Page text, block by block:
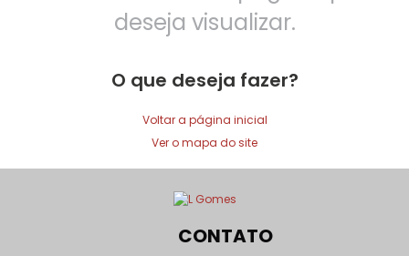
deseja visualizar.
O que deseja fazer?
Voltar a página inicial
Ver o mapa do site
CONTATO